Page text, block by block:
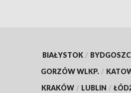
BIAŁYSTOK /
GORZÓW WLKP. /
KRAKÓW / LUBLIN /